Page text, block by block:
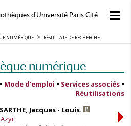
d'Université Paris Cité
NUMÉRIQUE RÉSULTATS DE RECHERCHE
numérique
• Mode d’emploi • Services associés •
Réutilisations
Jacques - Louis.